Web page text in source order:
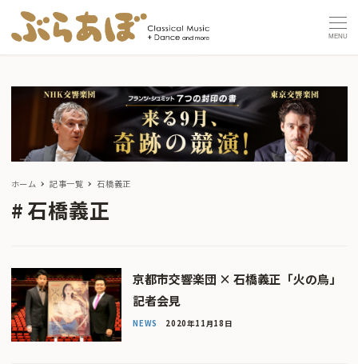
MENU
ホーム 記事一覧 石橋義正
石橋義正
京都市交響楽団 × 石橋義正「火の鳥」
記者会見
NEWS 2020年11月18日